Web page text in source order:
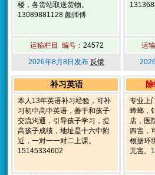
楼，各货站取送货物。
13089881128 颜师傅
运输栏目 编号： 24572
2026年8月8日发布 反馈
运
补习英语
本人13年英语补习经验，可补
习初中高中英语，善于和孩子
交流沟通，引导孩子学习，提
高孩子成绩，地址是十六中附
近，一对一一对二上课。
15145334602
专业上
蟑螂，
店，医
四害，
根据环
无害。